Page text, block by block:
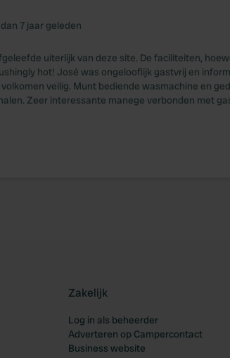
7 jaar geleden
uiterlijk van deze site. De faciliteiten,
hot! José was ongelooflijk gastvrij en
veilig. Munt bediende wasmachine en
Zeer interessante manege verbonden met
Zakelijk
Log in als beheerder
Adverteren op Campercontact
Business website